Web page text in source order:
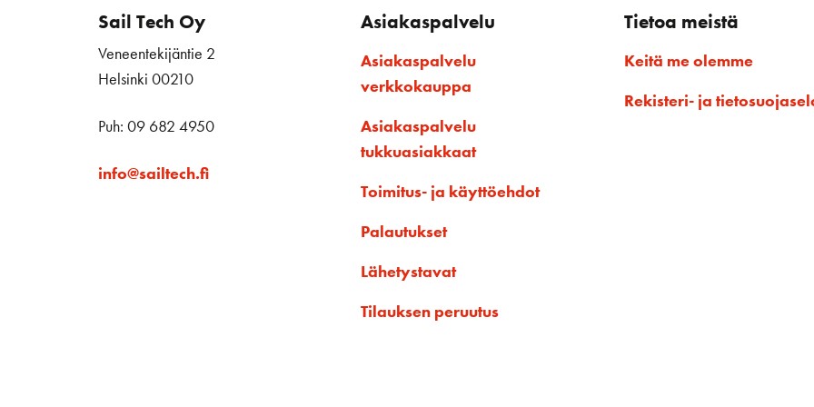
Sail Tech Oy
Veneentekijäntie 2
Helsinki 00210
Puh: 09 682 4950
info@sailtech.fi
Asiakaspalvelu
Asiakaspalvelu
verkkokauppa
Asiakaspalvelu
tukkuasiakkaat
Toimitus- ja käyttöehdot
Palautukset
Lähetystavat
Tilauksen peruutus
Tietoa meistä
Keitä me olemme
Rekisteri- ja